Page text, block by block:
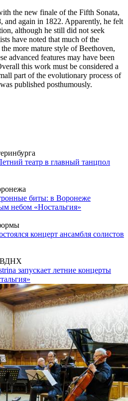
the new finale of the Fifth Sonata,
and again in 1822. Apparently, he felt
although he still did not seek
have noted that much of the
more mature style of Beethoven,
advanced features may have been
this work must be considered a
part of the evolutionary process of
published posthumously.
театр в главный танцпол
биты: в Воронеже
небом «Ностальгия»
концерт ансамбля солистов
ВДНХ
запускает летние концерты